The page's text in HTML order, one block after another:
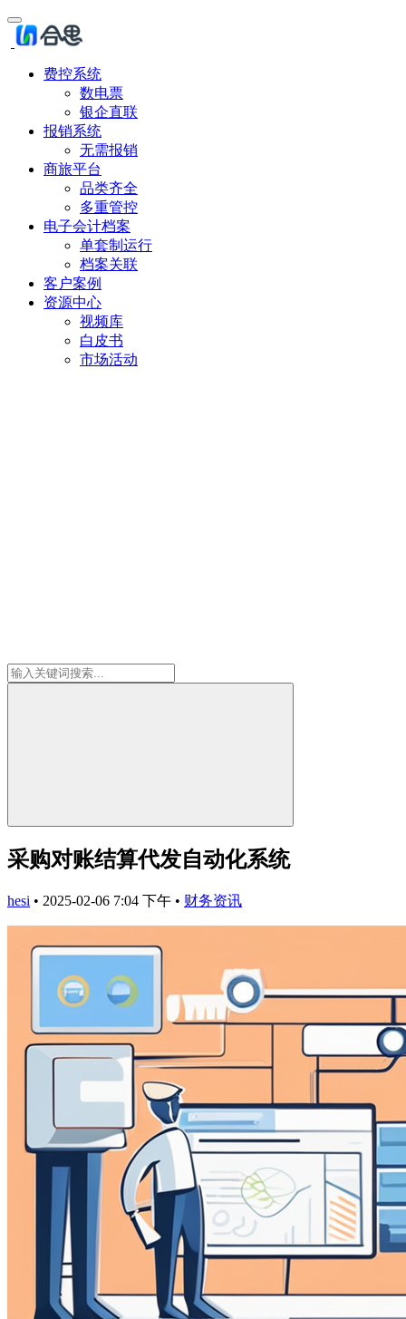
费控系统
数电票
银企直联
报销系统
无需报销
商旅平台
品类齐全
多重管控
电子会计档案
单套制运行
档案关联
客户案例
资源中心
视频库
白皮书
市场活动
采购对账结算代发自动化系统
hesi • 2025-02-06 7:04 下午 • 财务资讯